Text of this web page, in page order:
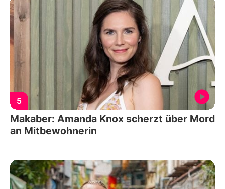
5
Makaber: Amanda Knox scherzt über Mord
an Mitbewohnerin